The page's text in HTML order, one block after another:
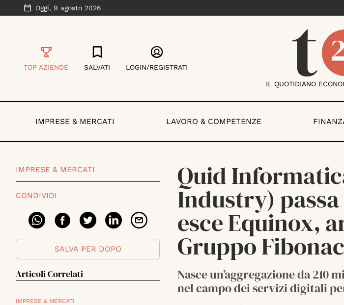
Oggi, 9 agosto 2026
TOP AZIENDE SALVATI LOGIN/REGISTRATI
IL QUOTIDIANO
IMPRESE & MERCATI LAVORO & COMPETENZE
IMPRESE & MERCATI
CONDIVIDI
SALVA PER DOPO
Articoli Correlati
IMPRESE & MERCATI
Quid
Industry)
esce Equinox,
Gruppo
Nasce un’aggregazione da 210
nel campo dei servizi digitali